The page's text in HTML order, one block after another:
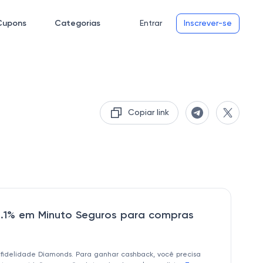
Categorias Entrar Inscrever-se
Copiar link
em Minuto Seguros para compras
Diamonds. Para ganhar cashback, você precisa